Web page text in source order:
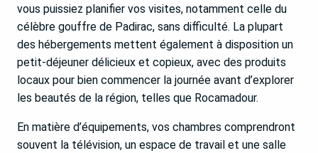
vous puissiez planifier vos visites, notamment celle du
célèbre gouffre de Padirac, sans difficulté. La plupart
des hébergements mettent également à disposition un
petit-déjeuner délicieux et copieux, avec des produits
locaux pour bien commencer la journée avant d’explorer
les beautés de la région, telles que Rocamadour.
En matière d’équipements, vos chambres comprendront
souvent la télévision, un espace de travail et une salle